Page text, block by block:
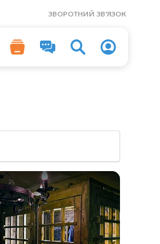
ЗВОРОТНИЙ ЗВ'ЯЗОК